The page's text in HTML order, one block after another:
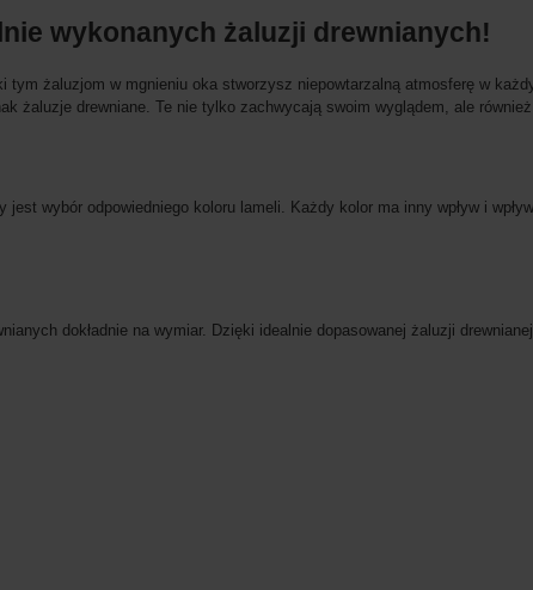
wykonanych żaluzji drewnianych!
tym żaluzjom w mgnieniu oka stworzysz niepowtarzalną atmosferę w
żaluzje drewniane. Te nie tylko zachwycają swoim wyglądem, ale
wybór odpowiedniego koloru lameli. Każdy kolor ma inny wpływ i
dokładnie na wymiar. Dzięki idealnie dopasowanej żaluzji